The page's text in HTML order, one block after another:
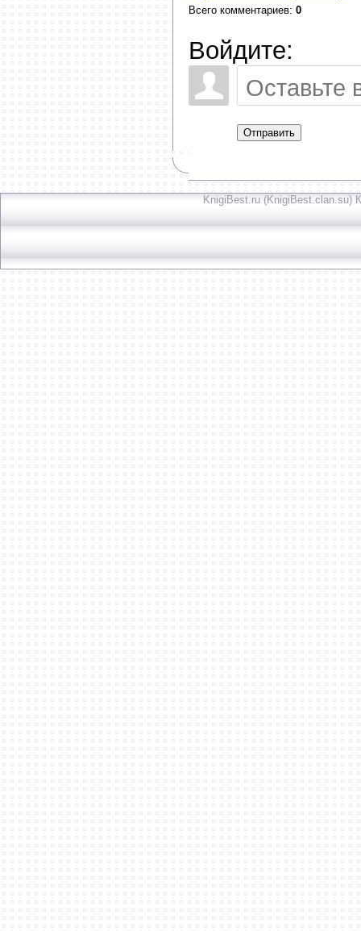
Всего комментариев: 0
Войдите:
Отправить
KnigiBest.ru (KnigiBest.clan.su)